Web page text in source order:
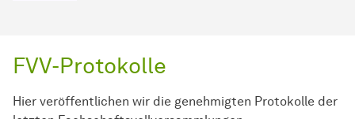
FVV-Protokolle
Hier veröffentlichen wir die genehmigten Protokolle der